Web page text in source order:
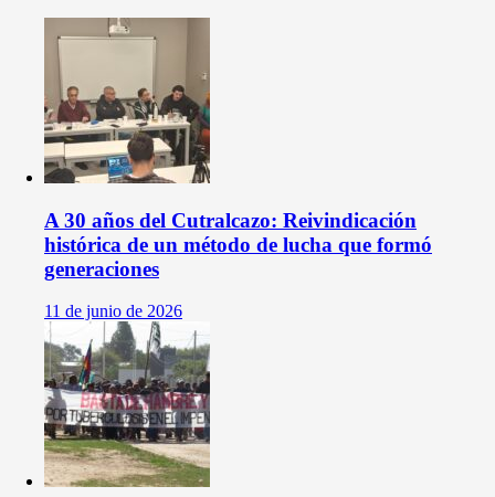
A 30 años del Cutralcazo: Reivindicación
histórica de un método de lucha que formó
generaciones
11 de junio de 2026